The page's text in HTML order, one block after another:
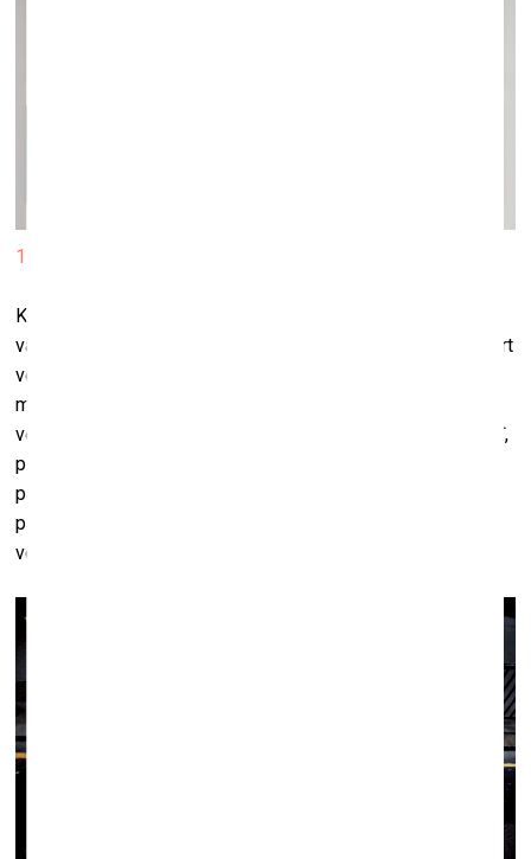
10. Gvido Kajons. No cikla “Tēma 011”. 80. – 90. gadi.
Kā atsevišķu kopumu vēlos izcelt darbus, kuri reflektē par
valodu kā varas mediju. Tajā var izšķirt, pirmkārt, galvenokārt
vēsturiskas ievirzes darbus, kuri attēlo politiskās varas
mērķiem instrumentalizētu valodu (gan propagandiskus
vēstījumus Gvido Kajona un Jāņa Knaķa fotogrāfijās, gan arī,
piemēram, Viktora Desčenko fotodarbā “Look right/Skaties
pa labi” attēloto imperatīvu, kas neuzkrītoši regulē cilvēku
pārvietošanos pilsētvidē un klusi atgādina, ka varas
veidotajiem uzrakstiem ir jāuzticas).